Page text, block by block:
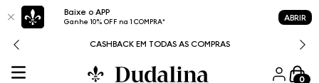
Baixe o APP
Ganhe 10% OFF na 1 COMPRA* ABRIR
CASHBACK EM TODAS AS COMPRAS
0